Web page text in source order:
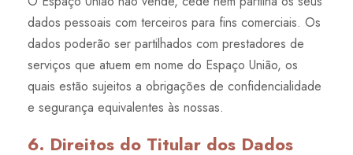
dados pessoais com terceiros para fins comerciais. Os
dados poderão ser partilhados com prestadores de
serviços que atuem em nome do Espaço União, os
quais estão sujeitos a obrigações de confidencialidade
e segurança equivalentes às nossas.
6. Direitos do Titular dos Dados